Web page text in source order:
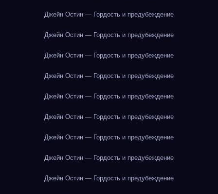
Джейн Остин — Гордость и предубеждение
Джейн Остин — Гордость и предубеждение
Джейн Остин — Гордость и предубеждение
Джейн Остин — Гордость и предубеждение
Джейн Остин — Гордость и предубеждение
Джейн Остин — Гордость и предубеждение
Джейн Остин — Гордость и предубеждение
Джейн Остин — Гордость и предубеждение
Джейн Остин — Гордость и предубеждение